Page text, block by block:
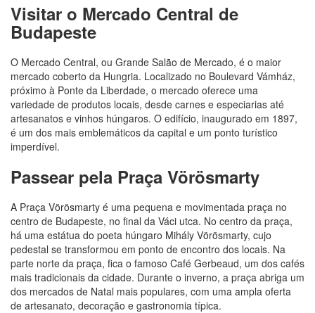
Visitar o Mercado Central de
Budapeste
O Mercado Central, ou Grande Salão de Mercado, é o maior
mercado coberto da Hungria. Localizado no Boulevard Vámház,
próximo à Ponte da Liberdade, o mercado oferece uma
variedade de produtos locais, desde carnes e especiarias até
artesanatos e vinhos húngaros. O edifício, inaugurado em 1897,
é um dos mais emblemáticos da capital e um ponto turístico
imperdível.
Passear pela Praça Vörösmarty
A Praça Vörösmarty é uma pequena e movimentada praça no
centro de Budapeste, no final da Váci utca. No centro da praça,
há uma estátua do poeta húngaro Mihály Vörösmarty, cujo
pedestal se transformou em ponto de encontro dos locais. Na
parte norte da praça, fica o famoso Café Gerbeaud, um dos cafés
mais tradicionais da cidade. Durante o inverno, a praça abriga um
dos mercados de Natal mais populares, com uma ampla oferta
de artesanato, decoração e gastronomia típica.